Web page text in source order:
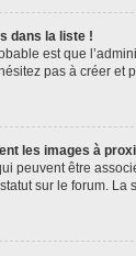
dans la liste !
est que
pas à créer
les images à
peuvent être
sur le forum.